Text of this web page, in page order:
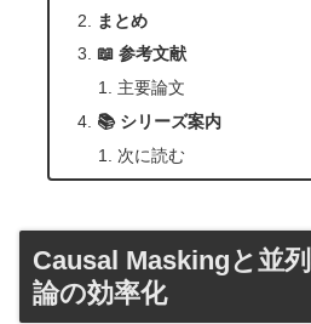
まとめ
📖 参考文献
主要論文
📚 シリーズ案内
次に読む
Causal Maskingと並
論の効率化